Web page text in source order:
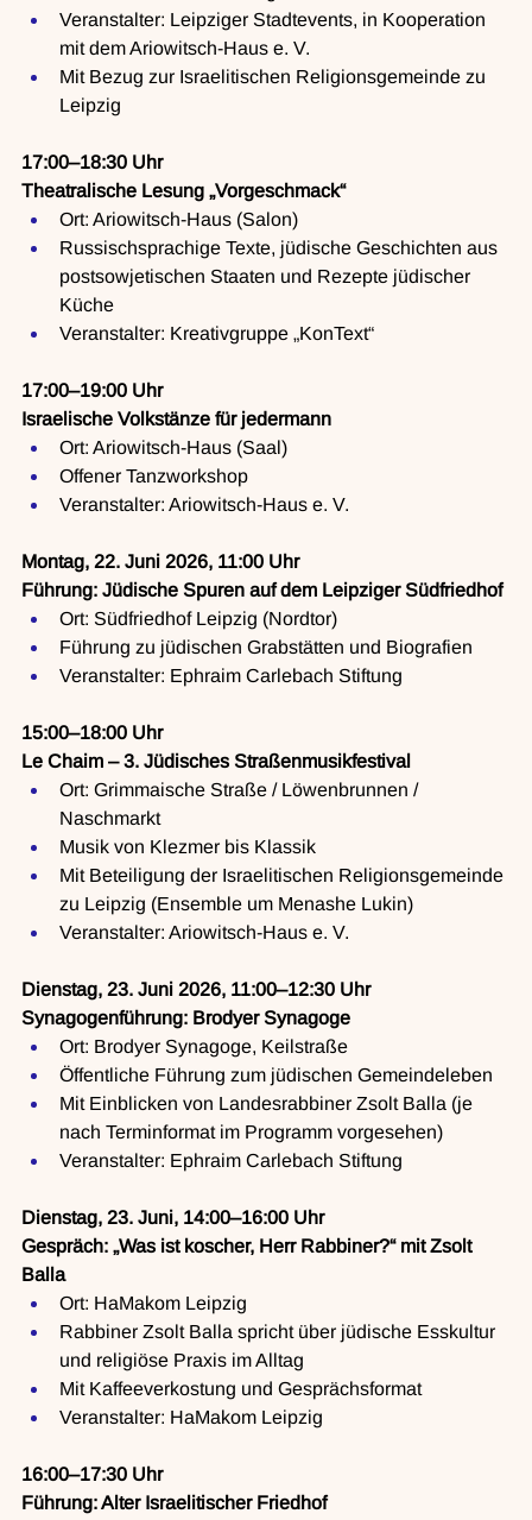
Veranstalter: Leipziger Stadtevents, in Kooperation
mit dem Ariowitsch-Haus e. V.
Mit Bezug zur Israelitischen Religionsgemeinde zu
Leipzig
17:00–18:30 Uhr
Theatralische Lesung „Vorgeschmack“
Ort: Ariowitsch-Haus (Salon)
Russischsprachige Texte, jüdische Geschichten aus
postsowjetischen Staaten und Rezepte jüdischer
Küche
Veranstalter: Kreativgruppe „KonText“
17:00–19:00 Uhr
Israelische Volkstänze für jedermann
Ort: Ariowitsch-Haus (Saal)
Offener Tanzworkshop
Veranstalter: Ariowitsch-Haus e. V.
Montag, 22. Juni 2026, 11:00 Uhr
Führung: Jüdische Spuren auf dem Leipziger Südfriedhof
Ort: Südfriedhof Leipzig (Nordtor)
Führung zu jüdischen Grabstätten und Biografien
Veranstalter: Ephraim Carlebach Stiftung
15:00–18:00 Uhr
Le Chaim – 3. Jüdisches Straßenmusikfestival
Ort: Grimmaische Straße / Löwenbrunnen /
Naschmarkt
Musik von Klezmer bis Klassik
Mit Beteiligung der Israelitischen Religionsgemeinde
zu Leipzig (Ensemble um Menashe Lukin)
Veranstalter: Ariowitsch-Haus e. V.
Dienstag, 23. Juni 2026, 11:00–12:30 Uhr
Synagogenführung: Brodyer Synagoge
Ort: Brodyer Synagoge, Keilstraße
Öffentliche Führung zum jüdischen Gemeindeleben
Mit Einblicken von Landesrabbiner Zsolt Balla (je
nach Terminformat im Programm vorgesehen)
Veranstalter: Ephraim Carlebach Stiftung
Dienstag, 23. Juni, 14:00–16:00 Uhr
Gespräch: „Was ist koscher, Herr Rabbiner?“ mit Zsolt
Balla
Ort: HaMakom Leipzig
Rabbiner Zsolt Balla spricht über jüdische Esskultur
und religiöse Praxis im Alltag
Mit Kaffeeverkostung und Gesprächsformat
Veranstalter: HaMakom Leipzig
16:00–17:30 Uhr
Führung: Alter Israelitischer Friedhof